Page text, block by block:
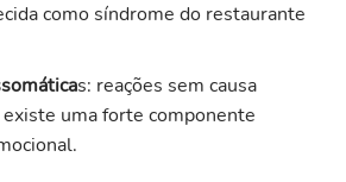
como síndrome do restaurante
s: reações sem causa
uma forte componente